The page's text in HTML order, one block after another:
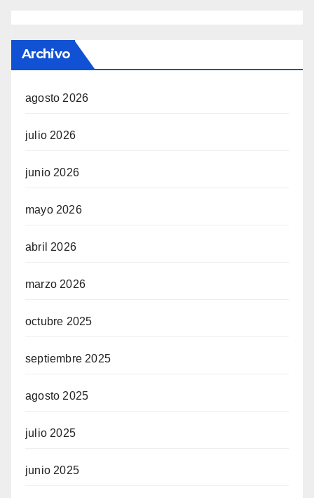
Archivo
agosto 2026
julio 2026
junio 2026
mayo 2026
abril 2026
marzo 2026
octubre 2025
septiembre 2025
agosto 2025
julio 2025
junio 2025